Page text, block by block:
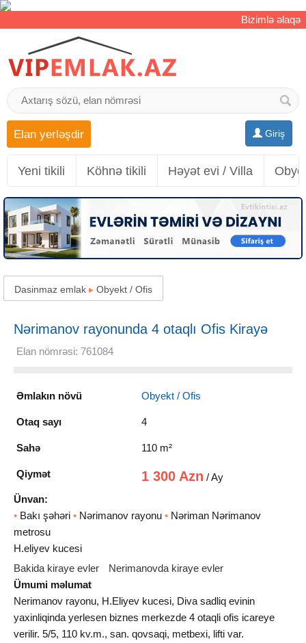
Bizimlə əlaqə
Giriş
Elan yerləşdir
Yeni tikili Köhnə tikili Həyət evi / Villa
Dasinmaz emlak ▸ Obyekt / Ofis
Nərimanov rayonunda 4 otaqlı Ofis Kirayə
verilir, 110 m²
Elan nömrəsi: 761084
Əmlakın növü Obyekt / Ofis
Otaq sayı 4
Sahə 110 m²
Qiymət 1 300 Azn / Ay
Ünvan:
• Bakı şəhəri • Nərimanov rayonu • Nəriman Nərimanov
metrosu
H.eliyev kucesi
Bakida kiraye evler
Nerimanovda kiraye evler
Ümumi məlumat
Nerimanov rayonu, H.Eliyev kucesi, Diva sadliq evinin
yaxinliqinda yerlesen biznes merkezde 4 otaqli ofis icareye
verilir. 5/5, 110 kv.m., san. qovsaqi, metbexi, lifti var.